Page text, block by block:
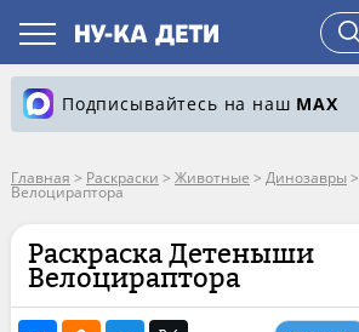
Подписывайтесь на наш MAX
Главная > Раскраски > Животные > Динозавры >
Велоцираптора
Раскраска Детеныши
Велоцираптора